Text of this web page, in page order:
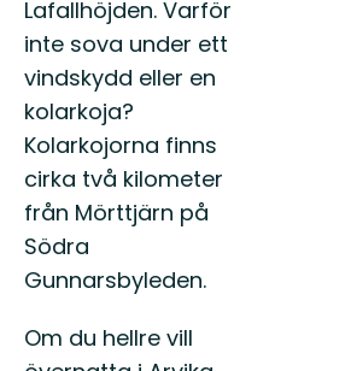
Lafallhöjden. Varför
inte sova under ett
vindskydd eller en
kolarkoja?
Kolarkojorna finns
cirka två kilometer
från Mörttjärn på
Södra
Gunnarsbyleden.
Om du hellre vill